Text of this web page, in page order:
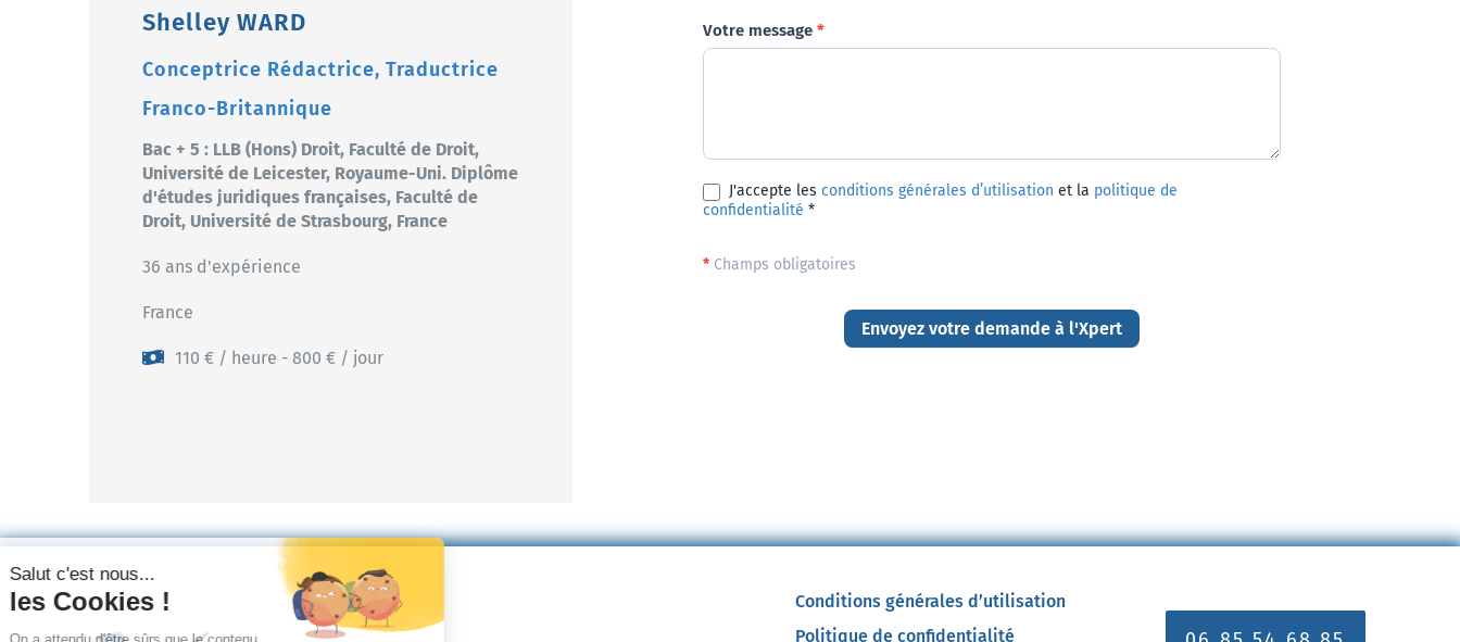
Shelley WARD
Conceptrice Rédactrice, Traductrice
Franco-Britannique
Bac + 5 : LLB (Hons) Droit, Faculté de Droit,
Université de Leicester, Royaume-Uni. Diplôme
d'études juridiques françaises, Faculté de
Droit, Université de Strasbourg, France
36 ans d'expérience
France
110 € / heure - 800 € / jour
Votre message *
J'accepte les conditions générales d’utilisation et la politique de
confidentialité *
*Champs obligatoires
Envoyez votre demande à l'Xpert
Conditions générales d’utilisation
Politique de confidentialité